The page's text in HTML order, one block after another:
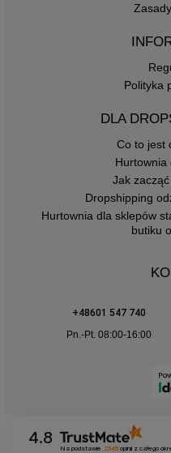
Polityka
DLA
Co to jest
Hurtownia
Jak
Dropshipping
Hurtownia dla sklepów
butiku
+48601 547 740
Pn.-Pt. 08:00-16:00
4.8
Na podstawie 2545opinii z całego